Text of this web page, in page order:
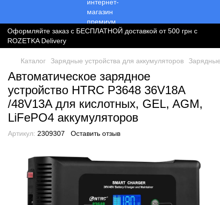
Оформляйте заказ с БЕСПЛАТНОЙ доставкой от 500 грн с
ROZETKA Delivery
Каталог Зарядные устройства для аккумуляторов
Автоматическое зарядное
устройство HTRC P3648 36V18A
/48V13A для кислотных, GEL, AGM,
LiFePO4 аккумуляторов
Артикул: 2309307 Оставить отзыв